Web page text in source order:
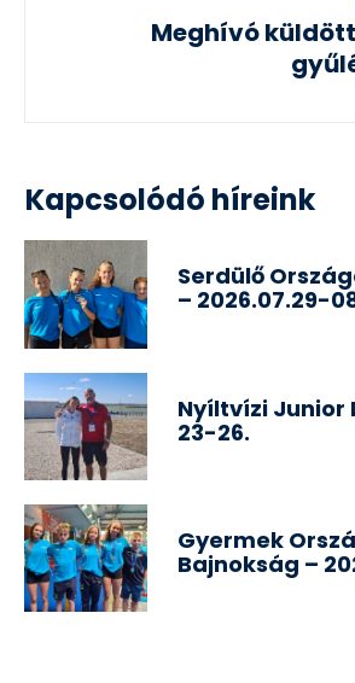
Meghívó
Kapcsolódó híreink
Serdülő
– 2026.07.29-
Nyíltvízi Junior
23-26.
Gyermek
Bajnokság –